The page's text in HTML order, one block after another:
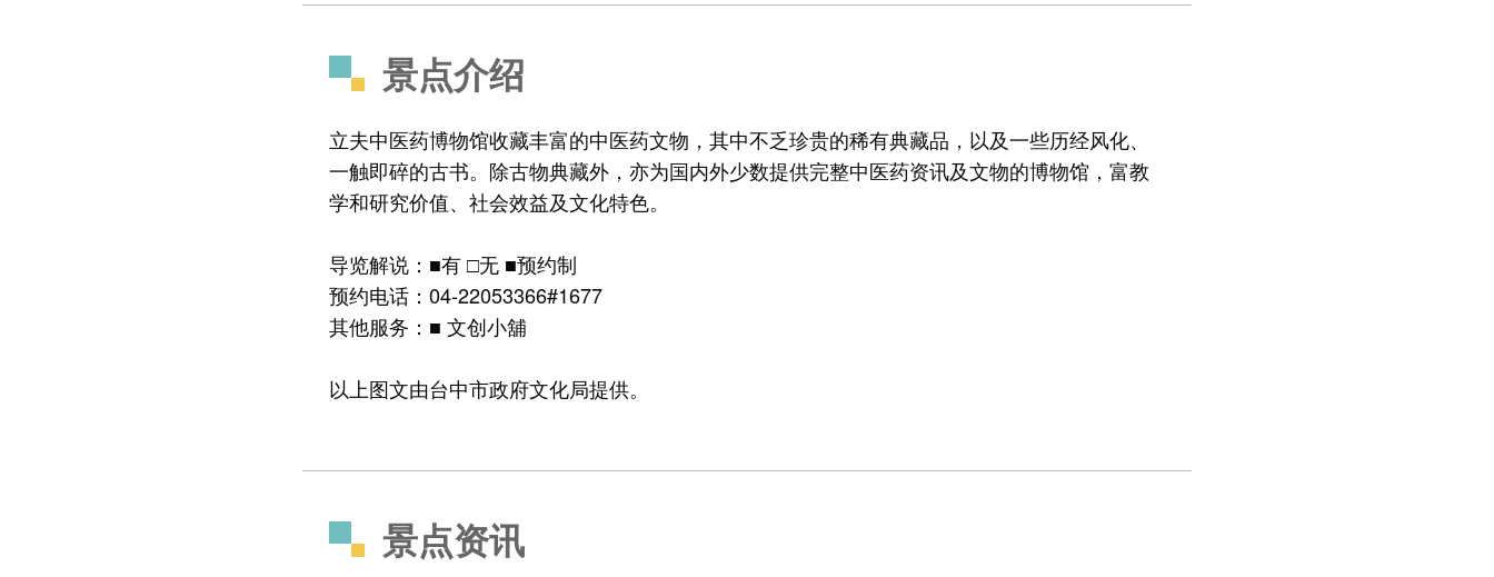
景点介绍
立夫中医药博物馆收藏丰富的中医药文物，其中不乏珍贵的稀有典藏品，以及一些历经风化、
一触即碎的古书。除古物典藏外，亦为国内外少数提供完整中医药资讯及文物的博物馆，富教
学和研究价值、社会效益及文化特色。
导览解说：■有 □无 ■预约制
预约电话：04-22053366#1677
其他服务：■ 文创小舖
以上图文由台中市政府文化局提供。
景点资讯